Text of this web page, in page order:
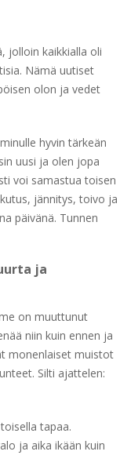
jolloin kaikkialla oli
Nämä uutiset
olon ja vedet
hyvin tärkeän
uusi ja olen jopa
voi samastua toisen
jännitys, toivo ja
päivänä. Tunnen
ja
on muuttunut
niin kuin ennen ja
monenlaiset muistot
Silti ajattelen:
tapaa.
ja aika ikään kuin